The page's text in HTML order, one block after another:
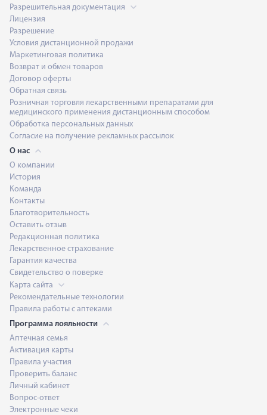
Разрешительная документация
Лицензия
Разрешение
Условия дистанционной продажи
Маркетинговая политика
Возврат и обмен товаров
Договор оферты
Обратная связь
Розничная торговля лекарственными препаратами для
медицинского применения дистанционным способом
Обработка персональных данных
Согласие на получение рекламных рассылок
О нас
О компании
История
Команда
Контакты
Благотворительность
Оставить отзыв
Редакционная политика
Лекарственное страхование
Гарантия качества
Свидетельство о поверке
Карта сайта
Рекомендательные технологии
Правила работы с аптеками
Программа лояльности
Аптечная семья
Активация карты
Правила участия
Проверить баланс
Личный кабинет
Вопрос-ответ
Электронные чеки